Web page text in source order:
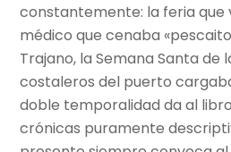
constantemente: la feria que
médico que cenaba
Trajano, la Semana Santa de
costaleros del puerto
doble temporalidad da al
crónicas puramente